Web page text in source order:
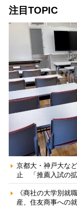
注目TOPIC
京都大・神戸大な
止 「推薦入試の
《商社の大学別就
産、住友商事への